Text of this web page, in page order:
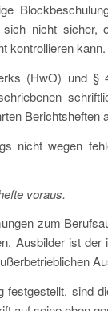
nicht sicher,
kontrollieren kann.
(HwO) und
Berichtsheften
nicht wegen
voraus.
zum
Ausbilder ist der
sind